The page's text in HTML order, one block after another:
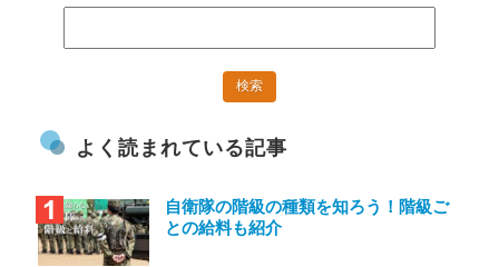
よく読まれている記事
自衛隊の階級の種類を知ろう！階級ご
との給料も紹介